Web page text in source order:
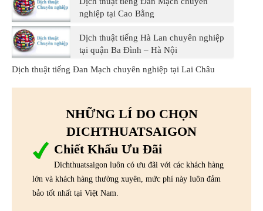
nghiệp tại Cao Bằng
Dịch thuật tiếng Hà Lan chuyên nghiệp
tại quận Ba Đình – Hà Nội
Dịch thuật tiếng Đan Mạch chuyên nghiệp tại Lai Châu
NHỮNG LÍ DO CHỌN
DICHTHUATSAIGON
Chiết Khấu Ưu Đãi
Dichthuatsaigon luôn có ưu đãi với các khách hàng
lớn và khách hàng thường xuyên, mức phí này luôn đảm
bảo tốt nhất tại Việt Nam.